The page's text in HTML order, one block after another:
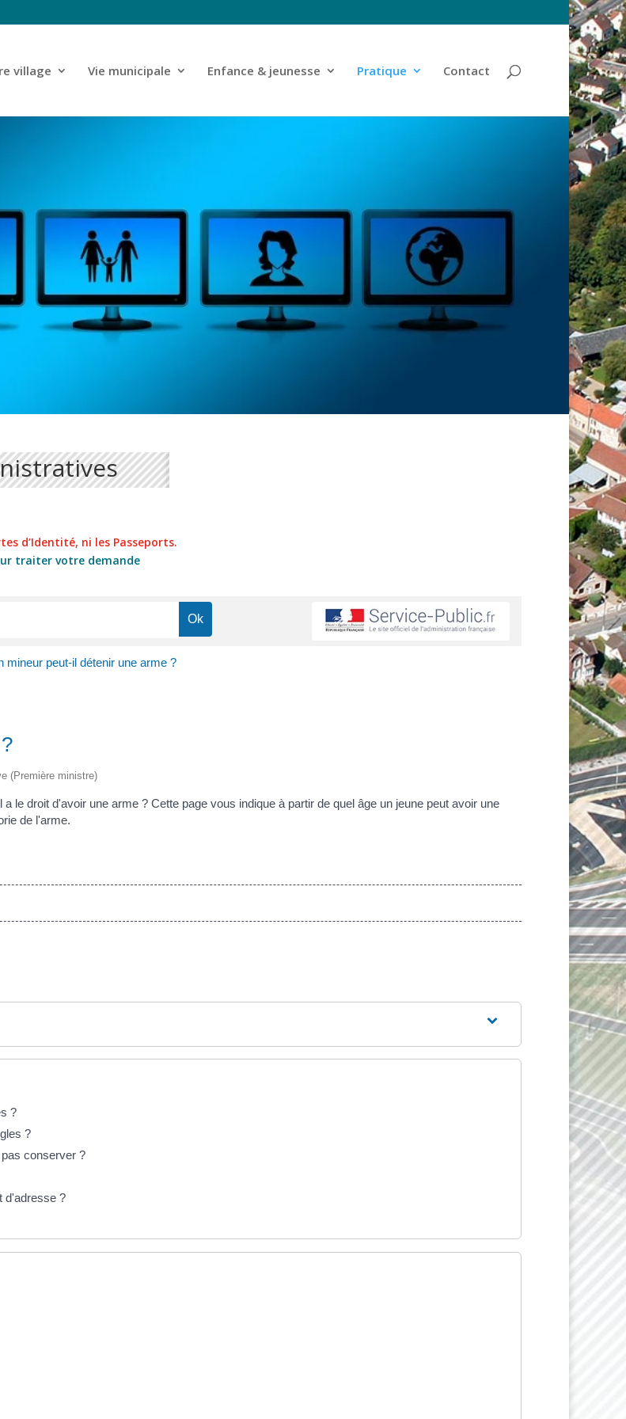
village Vie municipale Enfance & jeunesse Pratique Contact
d’Identité, ni les Passeports.
traiter votre demande
mineur peut-il détenir une arme ?
(Première ministre)
le droit d'avoir une arme ? Cette page vous indique à partir de quel âge un jeune peut avoir une
de l'arme.
?
?
conserver ?
d'adresse ?